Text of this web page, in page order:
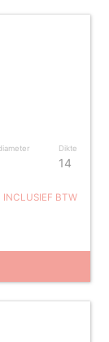
Dikte
14
INCLUSIEF BTW